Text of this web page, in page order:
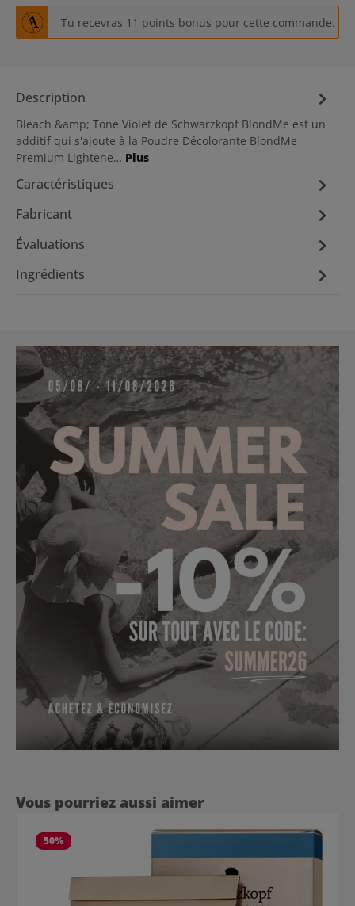
Tu recevras 11 points bonus pour cette commande.
Description
Bleach &amp; Tone Violet de Schwarzkopf BlondMe est un
additif qui s'ajoute à la Poudre Décolorante BlondMe
Premium Lightene… Plus
Caractéristiques
Fabricant
Évaluations
Ingrédients
Ignorer la galerie de produits
Vous pourriez aussi aimer
50%